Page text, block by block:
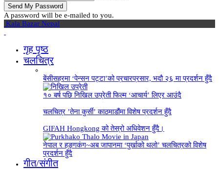
A password will be e-mailed to you.
Kala Bazar Nepal
गृह पृष्‍ठ
चलचित्र
बेंसीसहरमा ‘पेन्सन पट्टा’को प्रचारप्रसार, भदौ २६ मा प्रदर्शन हुँदै
१० बर्ष पछि निखिल उप्रेती फिल्म ‘आचार्य’ लिएर आउंदै
चलचित्र ’तेना कुर्सी’ काठमाडौंमा विशेष प्रदर्शन हुँदै
GIFAH Hongkong को तेस्रो अधिवेशन हुँदै।
नेपाल र हङ्गकंग~अब जापानमा ‘पुर्खाको थलो’ चलचित्रको विशेष
प्रदर्शन हुँदै
गीत/संगीत